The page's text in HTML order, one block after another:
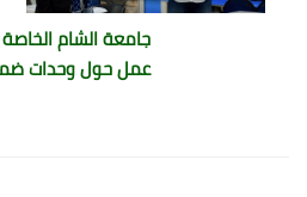
جامعة الشام
عمل حول وحدات